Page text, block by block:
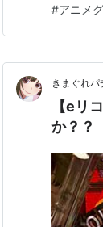
ボ…
#アニメ
きまぐれ
【eリ
か？？